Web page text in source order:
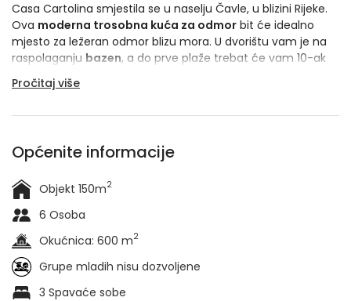
Casa Cartolina smjestila se u naselju Čavle, u blizini Rijeke.
Ova moderna trosobna kuća za odmor bit će idealno
mjesto za ležeran odmor blizu mora. U dvorištu vam je na
raspolaganju bazen, a do prve plaže trebat će vam 10-ak
minuta automobilom. Imate kućnog ljubimca? Povedite ga
sa sobom na odmor jer su u ovoj kući ljubimci i više nego
Pročitaj više
Općenite informacije
Objekt 150m2
6 Osoba
Okućnica: 600 m2
Grupe mladih nisu dozvoljene
3 Spavaće sobe